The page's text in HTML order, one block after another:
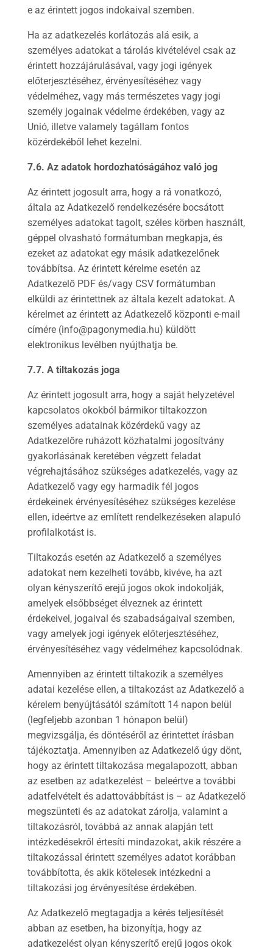
e az érintett jogos indokaival szemben.
Ha az adatkezelés korlátozás alá esik, a
személyes adatokat a tárolás kivételével csak az
érintett hozzájárulásával, vagy jogi igények
előterjesztéséhez, érvényesítéséhez vagy
védelméhez, vagy más természetes vagy jogi
személy jogainak védelme érdekében, vagy az
Unió, illetve valamely tagállam fontos
közérdekéből lehet kezelni.
7.6. Az adatok hordozhatóságához való jog
Az érintett jogosult arra, hogy a rá vonatkozó,
általa az Adatkezelő rendelkezésére bocsátott
személyes adatokat tagolt, széles körben használt,
géppel olvasható formátumban megkapja, és
ezeket az adatokat egy másik adatkezelőnek
továbbítsa. Az érintett kérelme esetén az
Adatkezelő PDF és/vagy CSV formátumban
elküldi az érintettnek az általa kezelt adatokat. A
kérelmet az érintett az Adatkezelő központi e-mail
címére (info@pagonymedia.hu) küldött
elektronikus levélben nyújthatja be.
7.7. A tiltakozás joga
Az érintett jogosult arra, hogy a saját helyzetével
kapcsolatos okokból bármikor tiltakozzon
személyes adatainak közérdekű vagy az
Adatkezelőre ruházott közhatalmi jogosítvány
gyakorlásának keretében végzett feladat
végrehajtásához szükséges adatkezelés, vagy az
Adatkezelő vagy egy harmadik fél jogos
érdekeinek érvényesítéséhez szükséges kezelése
ellen, ideértve az említett rendelkezéseken alapuló
profilalkotást is.
Tiltakozás esetén az Adatkezelő a személyes
adatokat nem kezelheti tovább, kivéve, ha azt
olyan kényszerítő erejű jogos okok indokolják,
amelyek elsőbbséget élveznek az érintett
érdekeivel, jogaival és szabadságaival szemben,
vagy amelyek jogi igények előterjesztéséhez,
érvényesítéséhez vagy védelméhez kapcsolódnak.
Amennyiben az érintett tiltakozik a személyes
adatai kezelése ellen, a tiltakozást az Adatkezelő a
kérelem benyújtásától számított 14 napon belül
(legfeljebb azonban 1 hónapon belül)
megvizsgálja, és döntéséről az érintettet írásban
tájékoztatja. Amennyiben az Adatkezelő úgy dönt,
hogy az érintett tiltakozása megalapozott, abban
az esetben az adatkezelést – beleértve a további
adatfelvételt és adattovábbítást is – az Adatkezelő
megszünteti és az adatokat zárolja, valamint a
tiltakozásról, továbbá az annak alapján tett
intézkedésekről értesíti mindazokat, akik részére a
tiltakozással érintett személyes adatot korábban
továbbította, és akik kötelesek intézkedni a
tiltakozási jog érvényesítése érdekében.
Az Adatkezelő megtagadja a kérés teljesítését
abban az esetben, ha bizonyítja, hogy az
adatkezelést olyan kényszerítő erejű jogos okok